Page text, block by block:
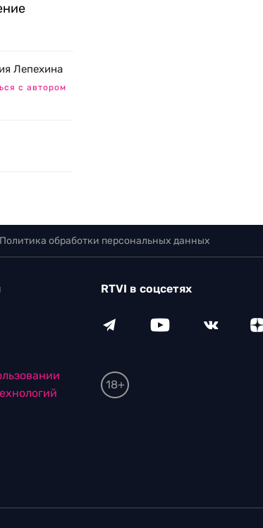
Лепехина
с автором
Политика обработки персональных данных
RTVI в соцсетях
18+